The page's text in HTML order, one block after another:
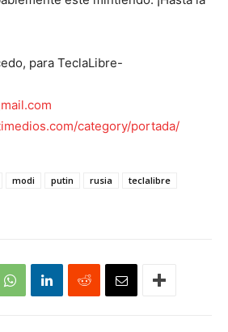
para TeclaLibre-
category/portada/
modi putin rusia
teclalibre